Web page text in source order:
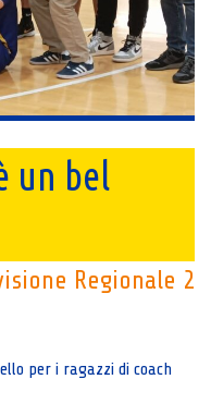
un bel
Regionale 2
per i ragazzi di coach